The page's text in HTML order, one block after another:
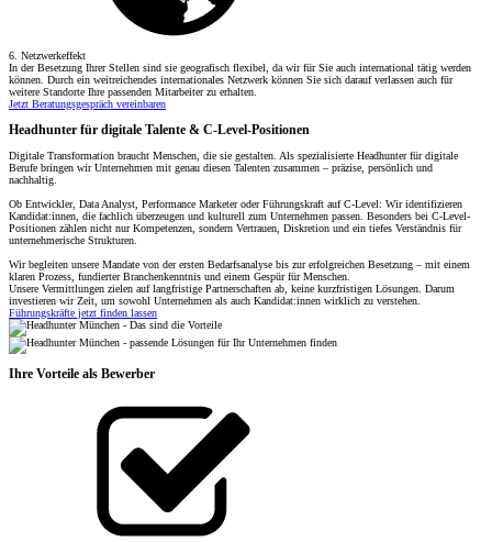
6. Netzwerkeffekt
In der Besetzung Ihrer Stellen sind sie geografisch flexibel, da wir für Sie auch international tätig werden
können. Durch ein weitreichendes internationales Netzwerk können Sie sich darauf verlassen auch für
weitere Standorte Ihre passenden Mitarbeiter zu erhalten.
Jetzt Beratungsgespräch vereinbaren
Headhunter für digitale Talente & C-Level-Positionen
Digitale Transformation braucht Menschen, die sie gestalten. Als spezialisierte Headhunter für digitale
Berufe bringen wir Unternehmen mit genau diesen Talenten zusammen – präzise, persönlich und
nachhaltig.
Ob Entwickler, Data Analyst, Performance Marketer oder Führungskraft auf C-Level: Wir identifizieren
Kandidat:innen, die fachlich überzeugen und kulturell zum Unternehmen passen. Besonders bei C-Level-
Positionen zählen nicht nur Kompetenzen, sondern Vertrauen, Diskretion und ein tiefes Verständnis für
unternehmerische Strukturen.
Wir begleiten unsere Mandate von der ersten Bedarfsanalyse bis zur erfolgreichen Besetzung – mit einem
klaren Prozess, fundierter Branchenkenntnis und einem Gespür für Menschen.
Unsere Vermittlungen zielen auf langfristige Partnerschaften ab, keine kurzfristigen Lösungen. Darum
investieren wir Zeit, um sowohl Unternehmen als auch Kandidat:innen wirklich zu verstehen.
Führungskräfte jetzt finden lassen
Ihre Vorteile als Bewerber